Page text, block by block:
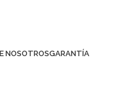
NOSOTROSGARANTÍA